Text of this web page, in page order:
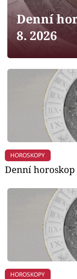
Sledujte
Filmový
Pořady
Mámy sobě
Přihlášení
Sledujte nás
Denní
8. 2026
HOROSKOPY
Denní horoskop
HOROSKOPY